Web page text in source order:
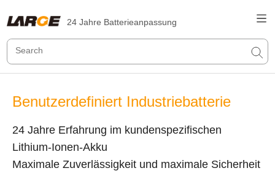
24 Jahre Batterieanpassung
Benutzerdefiniert Industriebatterie
24 Jahre Erfahrung im kundenspezifischen
Lithium-Ionen-Akku
Maximale Zuverlässigkeit und maximale Sicherheit